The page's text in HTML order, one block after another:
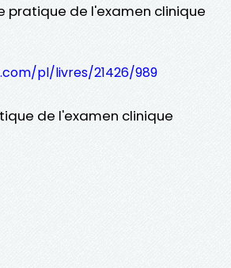
pratique de l'examen clinique
pl/livres/21426/989
de l'examen clinique